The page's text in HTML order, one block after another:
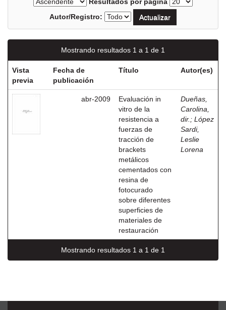
Autor/Registro:
Mostrando resultados 1 a 1 de 1
Vista
previa
Fecha de
publicación
Título Autor(es)
abr-2009
Evaluación in
vitro de la
resistencia a
fuerzas de
tracción de
brackets
metálicos
cementados con
resina de
fotocurado
sobre diferentes
superficies de
materiales de
restauración
Dueñas,
Carolina,
dir. ; López
Sardi,
Leslie
Lorena
Mostrando resultados 1 a 1 de 1